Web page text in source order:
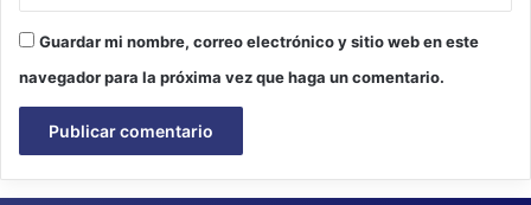
Guardar mi nombre, correo electrónico y sitio web en este
navegador para la próxima vez que haga un comentario.